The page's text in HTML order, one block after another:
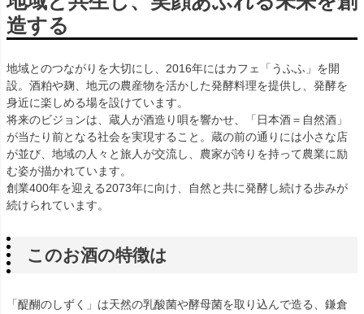
造する
地域とのつながりを大切にし、2016年にはカフェ「うふふ」を開
設。酒粕や麹、地元の農産物を活かした発酵料理を提供し、発酵を
身近に楽しめる場を設けています。
将来のビジョンは、蔵人が酒造り唄を響かせ、「日本酒＝自然酒」
が当たり前となる社会を実現すること。蔵の前の通りには小さな店
が並び、地域の人々と旅人が交流し、農家が誇りを持って農業に励
む姿が描かれています。
創業400年を迎える2073年に向け、自然と共に発酵し続ける歩みが
続けられています。
このお酒の特徴は
「醍醐のしずく」は天然の乳酸菌や酵母菌を取り込んで造る、鎌倉